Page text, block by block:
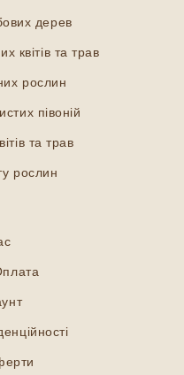
дерев
квітів та трав
рослин
півоній
та трав
рослин